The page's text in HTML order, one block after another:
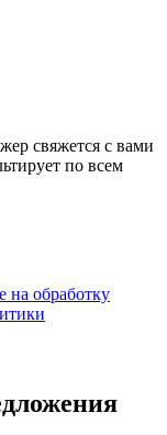
свяжется с вами
по всем
на обработку